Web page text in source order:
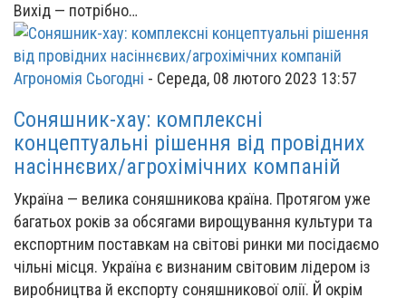
Вихід — потрібно…
Агрономія Сьогодні - Середа, 08 лютого 2023 13:57
Соняшник-хау: комплексні
концептуальні рішення від провідних
насіннєвих/агрохімічних компаній
Україна — велика соняшникова країна. Протягом уже
багатьох років за обсягами вирощування культури та
експортним поставкам на світові ринки ми посідаємо
чільні місця. Україна є визнаним світовим лідером із
виробництва й експорту соняшникової олії. Й окрім